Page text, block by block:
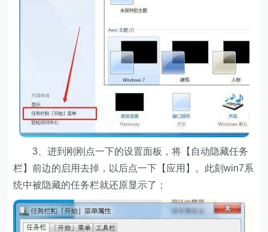
3、进到刚刚点一下的设置面板，将【自动隐藏任务
栏】前边的启用去掉，以后点一下【应用】。此刻win7系
统中被隐藏的任务栏就还原显示了；